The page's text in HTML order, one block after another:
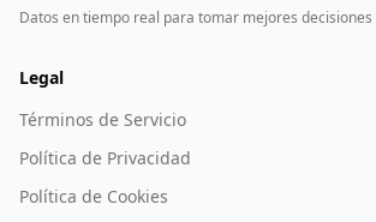
Datos en tiempo real para tomar mejores
Legal
Términos de Servicio
Política de Privacidad
Política de Cookies